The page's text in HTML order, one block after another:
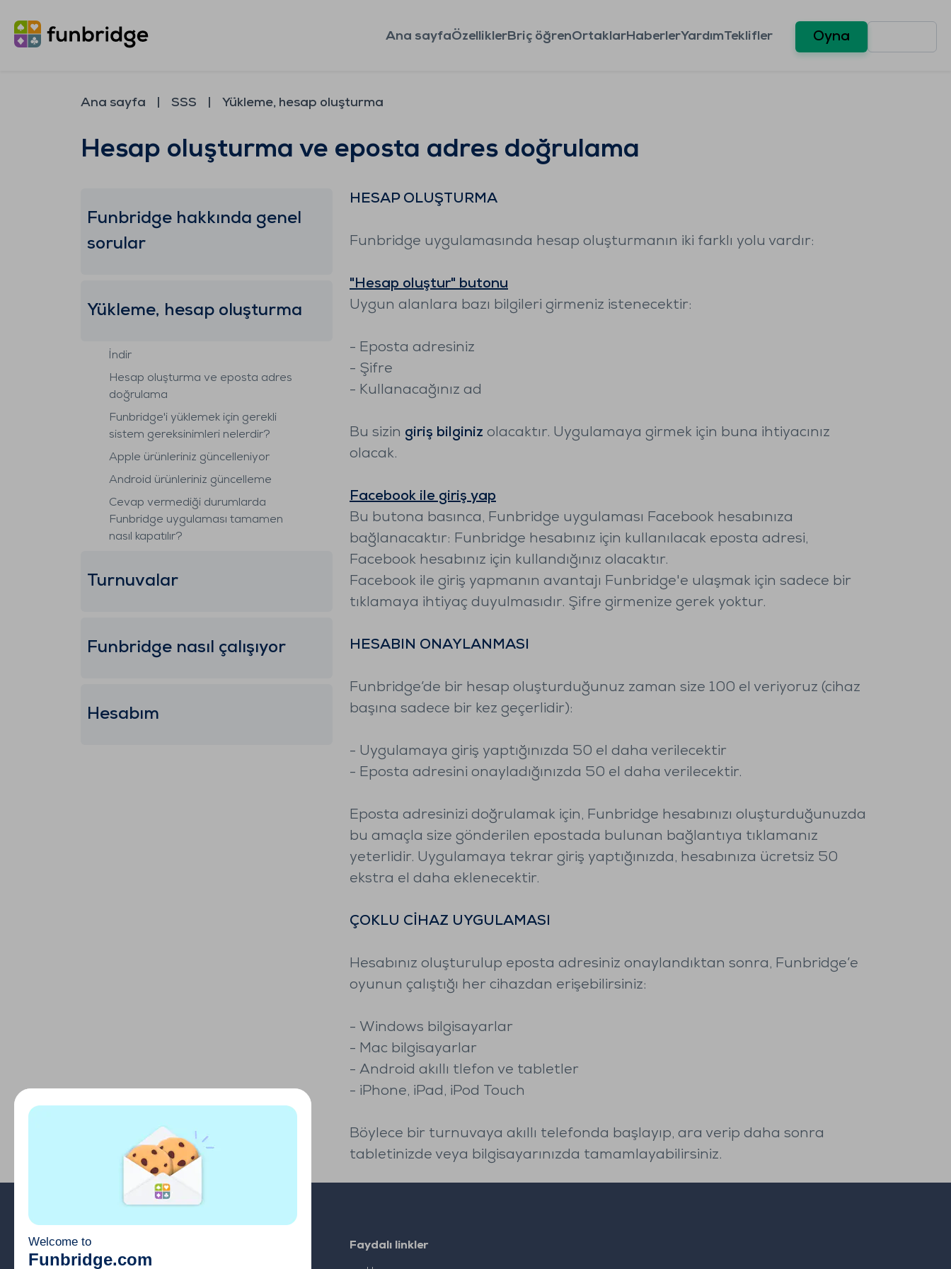
Ana sayfaÖzelliklerBriç öğrenOrtaklarHaberlerYardımTeklifler Oyna
Ana sayfa SSS Yükleme, hesap oluşturma
Hesap oluşturma ve eposta adres doğrulama
Funbridge hakkında genel
sorular
Yükleme, hesap oluşturma
İndir
Hesap oluşturma ve eposta adres
doğrulama
Funbridge'i yüklemek için gerekli
sistem gereksinimleri nelerdir?
Apple ürünleriniz güncelleniyor
Android ürünleriniz güncelleme
Cevap vermediği durumlarda
Funbridge uygulaması tamamen
nasıl kapatılır?
Turnuvalar
Funbridge nasıl çalışıyor
Hesabım
HESAP OLUŞTURMA
Funbridge uygulamasında hesap oluşturmanın iki farklı yolu vardır:
"Hesap oluştur" butonu
Uygun alanlara bazı bilgileri girmeniz istenecektir:
- Eposta adresiniz
- Şifre
- Kullanacağınız ad
Bu sizin giriş bilginiz olacaktır. Uygulamaya girmek için buna ihtiyacınız
olacak.
Facebook ile giriş yap
Bu butona basınca, Funbridge uygulaması Facebook hesabınıza
bağlanacaktır: Funbridge hesabınız için kullanılacak eposta adresi,
Facebook hesabınız için kullandığınız olacaktır.
Facebook ile giriş yapmanın avantajı Funbridge'e ulaşmak için sadece bir
tıklamaya ihtiyaç duyulmasıdır. Şifre girmenize gerek yoktur.
HESABIN ONAYLANMASI
Funbridge’de bir hesap oluşturduğunuz zaman size 100 el veriyoruz (cihaz
başına sadece bir kez geçerlidir):
- Uygulamaya giriş yaptığınızda 50 el daha verilecektir
- Eposta adresini onayladığınızda 50 el daha verilecektir.
Eposta adresinizi doğrulamak için, Funbridge hesabınızı oluşturduğunuzda
bu amaçla size gönderilen epostada bulunan bağlantıya tıklamanız
yeterlidir. Uygulamaya tekrar giriş yaptığınızda, hesabınıza ücretsiz 50
ekstra el daha eklenecektir.
ÇOKLU CİHAZ UYGULAMASI
Hesabınız oluşturulup eposta adresiniz onaylandıktan sonra, Funbridge’e
oyunun çalıştığı her cihazdan erişebilirsiniz:
- Windows bilgisayarlar
- Mac bilgisayarlar
- Android akıllı tlefon ve tabletler
- iPhone, iPad, iPod Touch
Böylece bir turnuvaya akıllı telefonda başlayıp, ara verip daha sonra
tabletinizde veya bilgisayarınızda tamamlayabilirsiniz.
Faydalı linkler